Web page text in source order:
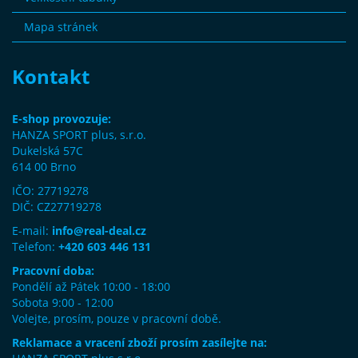
Mapa stránek
Kontakt
E-shop provozuje:
HANZA SPORT plus, s.r.o.
Dukelská 57C
614 00 Brno
IČO: 27719278
DIČ: CZ27719278
E-mail: info@real-deal.cz
Telefon: +420 603 446 131
Pracovní doba:
Pondělí až Pátek 10:00 - 18:00
Sobota 9:00 - 12:00
Volejte, prosím, pouze v pracovní době.
Reklamace a vracení zboží prosím zasílejte na: